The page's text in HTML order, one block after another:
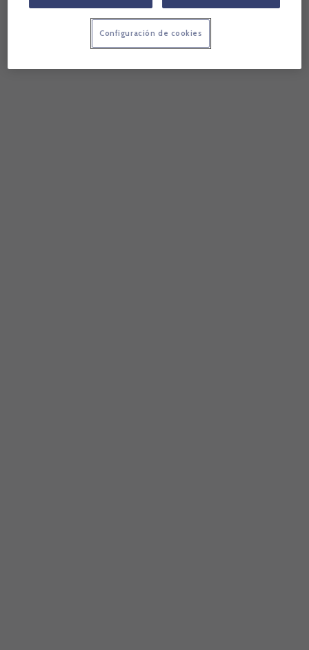
Configuración de cookies